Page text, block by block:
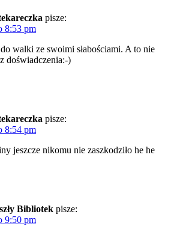
pisze:
8:53 pm
walki ze swoimi słabościami. A to nie
doświadczenia:-)
pisze:
8:54 pm
jeszcze nikomu nie zaszkodziło he he
Bibliotek pisze:
9:50 pm